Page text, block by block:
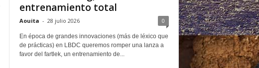
entrenamiento total
Aouita - 28 julio 2026 0
En época de grandes innovaciones (más de léxico que
de prácticas) en LBDC queremos romper una lanza a
favor del fartlek, un entrenamiento de...